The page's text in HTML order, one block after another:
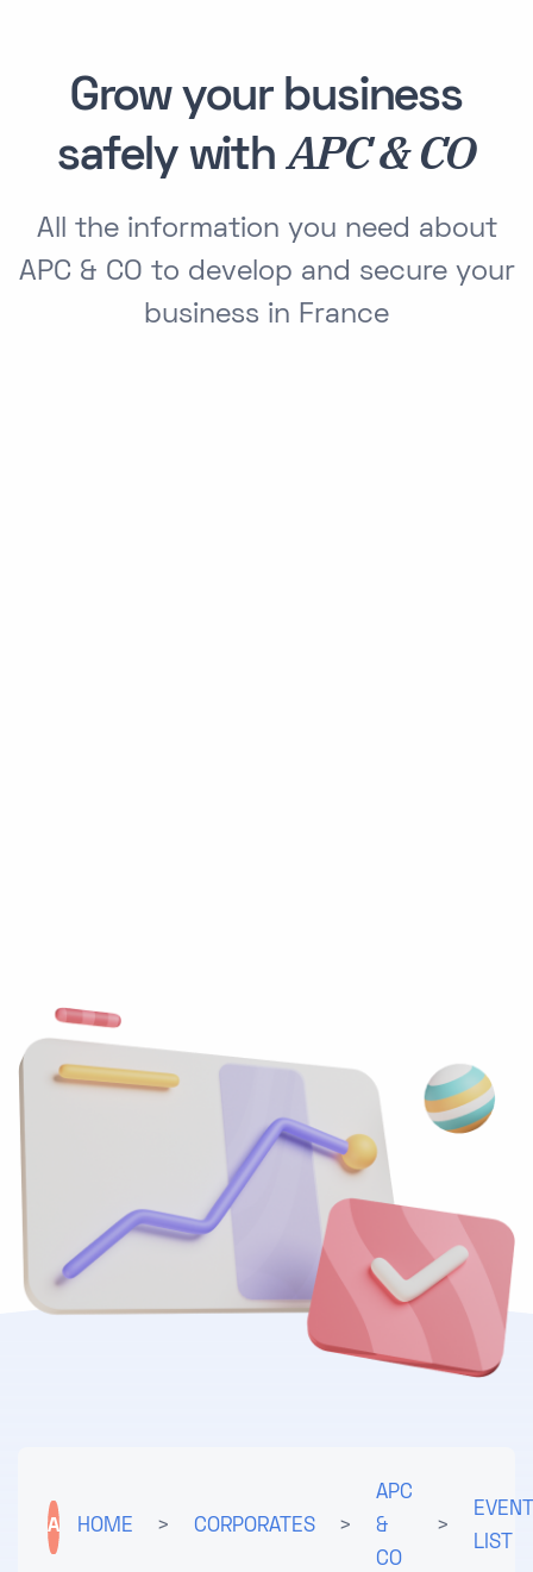
Grow your business
safely withAPC & CO
All the information you need about
APC & CO to develop and secure your
business in France
A HOME > CORPORATES >
APC
&
CO
>
LIST